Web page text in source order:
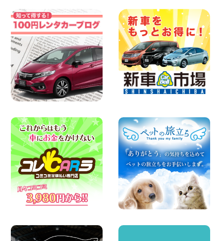
100円レンタカー 寝屋川太間東町
2026年08月07日
夏季休暇のお知らせ 東京都 墨田両国店
100円レンタカー 墨田両国
2026年08月07日
夏季休暇のお知らせ 東京都 墨田文花店
100円レンタカー 墨田文花
2026年08月07日
お盆も休まず営業します! 神奈川県 横浜
100円レンタカー 横浜旭南本宿町
2026年08月07日
お引越しに便利で最適!(禁煙車両) 香川県
坂出川津店
100円レンタカー 坂出川津
2026年08月07日
【カーシェアのレンタカーが2台になりま
した!】 岐阜県 各務原那加店
100円レンタカー 各務原那加
2026年08月06日
100円レンタカー 加古川